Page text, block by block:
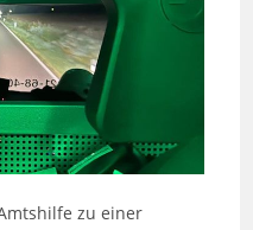
zu einer